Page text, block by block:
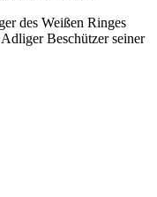
des Weißen Ringes
Beschützer seiner